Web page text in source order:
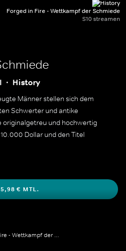
Forged in Fire - Wettkampf der Schmiede
S10 streamen
History
Männer stellen sich dem
Schwerter und antike
originalgetreu und hochwertig
Dollar und den Titel
€ MTL.
Forged in Fire - Wettkampf der Schmiede